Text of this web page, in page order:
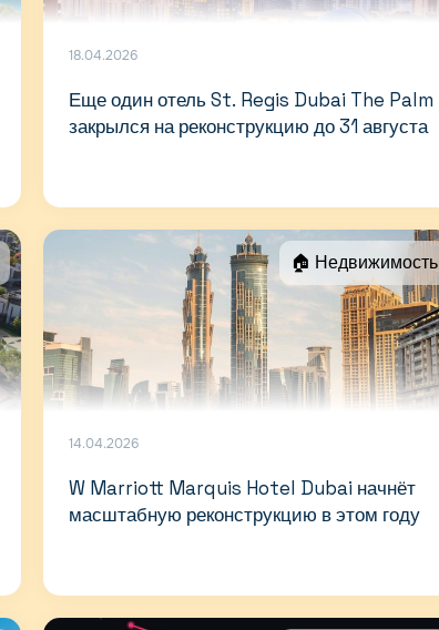
18.04.2026
Еще один отель St. Regis Dubai The Palm
закрылся на реконструкцию до 31 августа
🏠 Недвижимость
14.04.2026
W Marriott Marquis Hotel Dubai начнёт
масштабную реконструкцию в этом году